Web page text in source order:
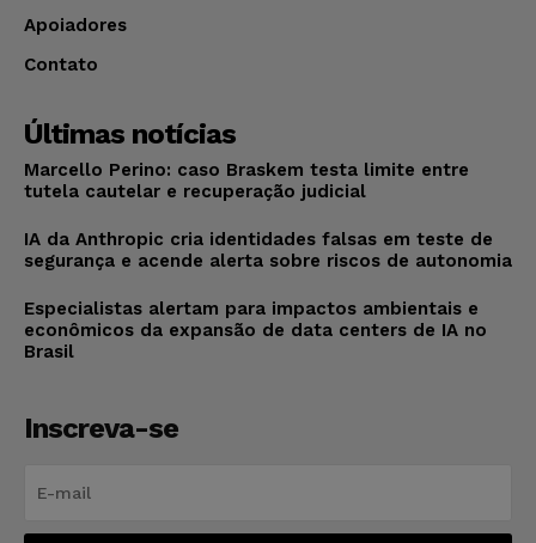
Apoiadores
Contato
Últimas notícias
Marcello Perino: caso Braskem testa limite entre
tutela cautelar e recuperação judicial
IA da Anthropic cria identidades falsas em teste de
segurança e acende alerta sobre riscos de autonomia
Especialistas alertam para impactos ambientais e
econômicos da expansão de data centers de IA no
Brasil
Inscreva-se